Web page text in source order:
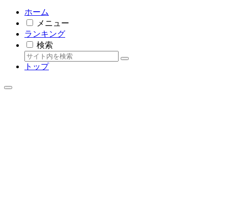
ホーム
メニュー
ランキング
検索
トップ